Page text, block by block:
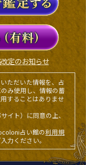
定のお知らせ
ただいた情報を、占
み使用し、情報の蓄
することはありませ
サイト）に同意の上、
占い館の利用規
力ください。